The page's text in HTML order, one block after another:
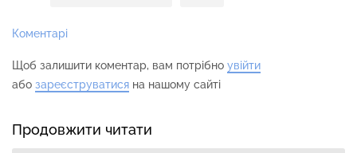
Коментарі
Щоб залишити коментар, вам потрібно увійти
або зареєструватися на нашому сайті
Продовжити читати